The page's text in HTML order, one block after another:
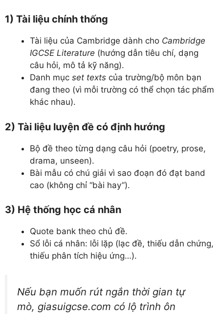
1) Tài liệu chính thống
Tài liệu của Cambridge dành cho Cambridge
IGCSE Literature (hướng dẫn tiêu chí, dạng
câu hỏi, mô tả kỹ năng).
Danh mục set texts của trường/bộ môn bạn
đang theo (vì mỗi trường có thể chọn tác phẩm
khác nhau).
2) Tài liệu luyện đề có định hướng
Bộ đề theo từng dạng câu hỏi (poetry, prose,
drama, unseen).
Bài mẫu có chú giải vì sao đoạn đó đạt band
cao (không chỉ “bài hay”).
3) Hệ thống học cá nhân
Quote bank theo chủ đề.
Sổ lỗi cá nhân: lỗi lặp (lạc đề, thiếu dẫn chứng,
thiếu phân tích hiệu ứng…).
Nếu bạn muốn rút ngắn thời gian tự
mò, giasuigcse.com có lộ trình ôn